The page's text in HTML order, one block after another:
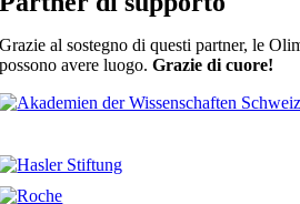
Grazie al sostegno di questi partner, le
possono avere luogo.Grazie di cuore!